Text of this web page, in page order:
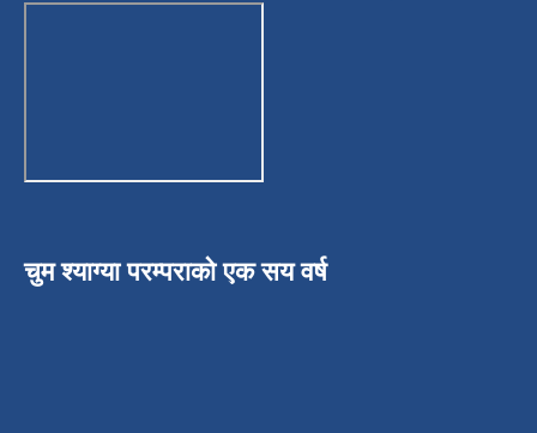
चुम श्याग्या परम्पराको एक सय वर्ष